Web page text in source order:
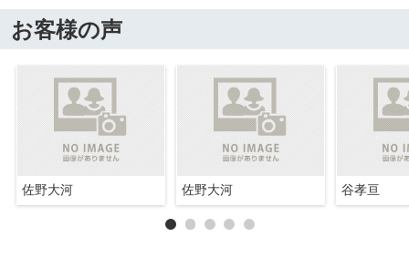
お客様の声
佐野大河 佐野大河 谷孝亘